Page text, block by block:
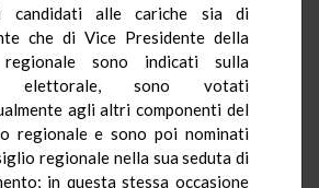
candidati alle cariche sia di
che di Vice Presidente della
sono indicati sulla
elettorale, sono votati
agli altri componenti del
regionale e sono poi nominati
regionale nella sua seduta di
in questa stessa occasione